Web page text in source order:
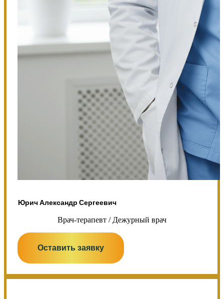
Юрич Александр Сергеевич
Врач-терапевт / Дежурный врач
Оставить заявку